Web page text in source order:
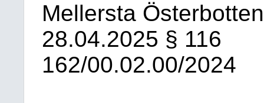
Mellersta
28.04.2025 § 116
162/00.02.00/2024